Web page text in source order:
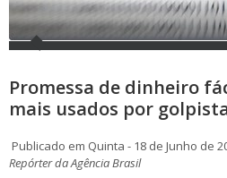
Promessa de dinheiro
mais usados por
Publicado em Quinta - 18 de Junho de
Repórter da Agência Brasil